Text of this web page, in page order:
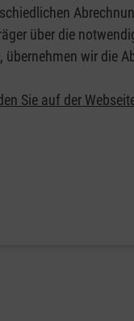
über die
wir die
Sie auf der